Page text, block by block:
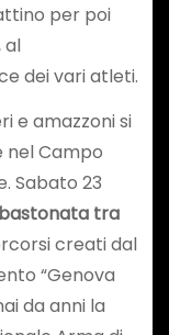
per poi
al
dei vari atleti.
e amazzoni si
nel Campo
Sabato 23
tra
creati dal
“Genova
da anni la